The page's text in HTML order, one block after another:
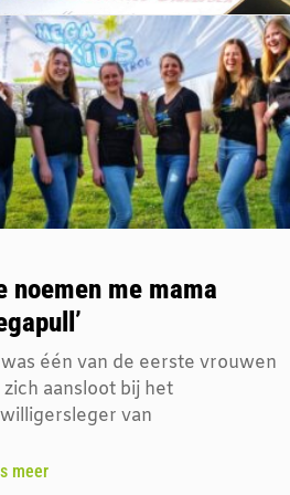
noemen me mama
één van de eerste vrouwen
zich aansloot bij het
van
meer